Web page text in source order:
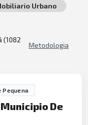
Urbano
(1082
Metodologia
Pequena
De